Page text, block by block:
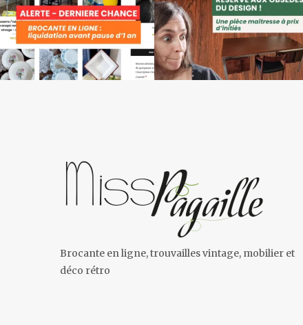
Brocante en ligne, trouvailles vintage, mobilier et
déco rétro